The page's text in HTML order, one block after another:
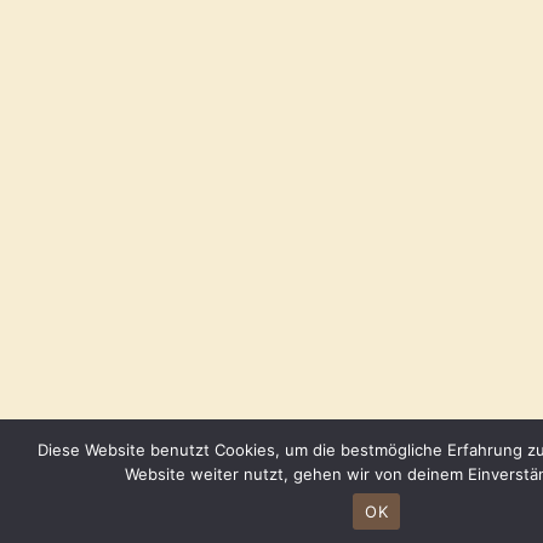
Diese Website benutzt Cookies, um die bestmögliche Erfahrung
Website weiter nutzt, gehen wir von deinem
OK